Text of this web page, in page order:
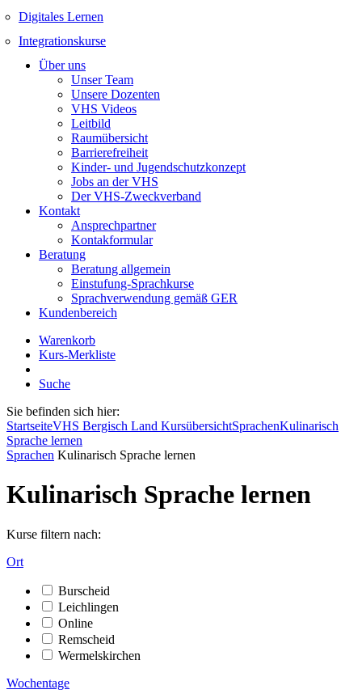
Digitales Lernen
Integrationskurse
Über uns
Unser Team
Unsere Dozenten
VHS Videos
Leitbild
Raumübersicht
Barrierefreiheit
Kinder- und Jugendschutzkonzept
Jobs an der VHS
Der VHS-Zweckverband
Kontakt
Ansprechpartner
Kontakformular
Beratung
Beratung allgemein
Einstufung-Sprachkurse
Sprachverwendung gemäß GER
Kundenbereich
Warenkorb
Kurs-Merkliste
Suche
Sie befinden sich hier:
StartseiteVHS Bergisch Land KursübersichtSprachenKulinarisch
Sprache lernen
Sprachen Kulinarisch Sprache lernen
Kulinarisch Sprache lernen
Kurse filtern nach:
Ort
Burscheid
Leichlingen
Online
Remscheid
Wermelskirchen
Wochentage